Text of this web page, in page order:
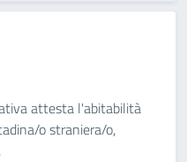
attesta l'abitabilità
o straniera/o,